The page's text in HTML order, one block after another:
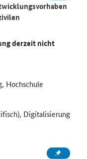
derzeit nicht
Hochschule
Digitalisierung